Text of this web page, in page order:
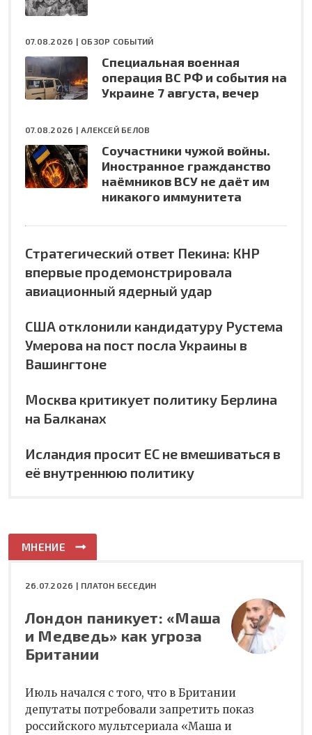
07.08.2026 | ОБЗОР СОБЫТИЙ
Специальная военная
операция ВС РФ и события на
Украине 7 августа, вечер
07.08.2026 | АЛЕКСЕЙ БЕЛОВ
Соучастники чужой войны.
Иностранное гражданство
наёмников ВСУ не даёт им
никакого иммунитета
Стратегический ответ Пекина: КНР
впервые продемонстрировала
авиационный ядерный удар
США отклонили кандидатуру Рустема
Умерова на пост посла Украины в
Вашингтоне
Москва критикует политику Берлина
на Балканах
Исландия просит ЕС не вмешиваться в
её внутреннюю политику
МНЕНИЕ
26.07.2026 | ПЛАТОН БЕСЕДИН
Лондон паникует: «Маша
и Медведь» как угроза
Британии
Июль начался с того, что в Британии
депутаты потребовали запретить показ
российского мультсериала «Маша и